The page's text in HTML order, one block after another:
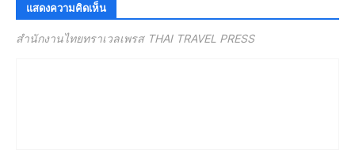
แสดงความคิดเห็น
สำนักงานไทยทราเวลเพรส THAI TRAVEL PRESS